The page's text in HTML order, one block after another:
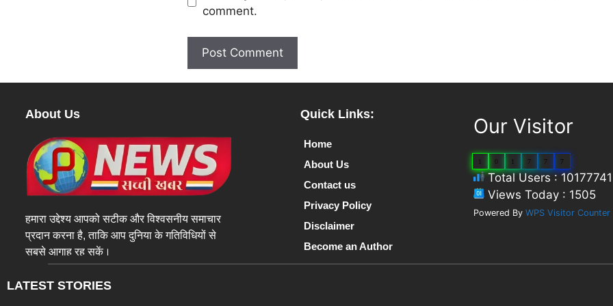
comment.
About Us
हमारा उद्देश्य आपको सटीक और विश्वसनीय समाचार
प्रदान करना है, ताकि आप दुनिया के गतिविधियों से
सबसे आगाह रह सकें।
Quick Links:
Home
About Us
Contact us
Privacy Policy
Disclaimer
Become an Author
Our Visitor
1 1 7 7 7
Total Users : 10177741
Views Today : 1505
Powered By WPS Visitor Counter
LATEST STORIES